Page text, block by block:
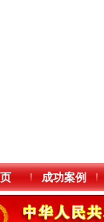
成功案例